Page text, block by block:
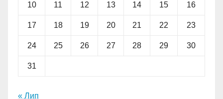
10 11 12 13 14 15 16
17 18 19 20 21 22 23
24 25 26 27 28 29 30
31
« Лип